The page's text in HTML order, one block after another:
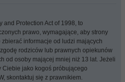
and Protection Act of 1998, to
prawo, wymagające, aby strony
informacje od ludzi mających
rodziców lub prawnych opiekunów
od osoby mającej mniej niż 13 lat. Jeżeli
Ciebie jako kogoś próbującego
skontaktuj się z prawnikiem.